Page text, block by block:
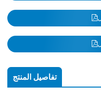
تفاصيل المنتج